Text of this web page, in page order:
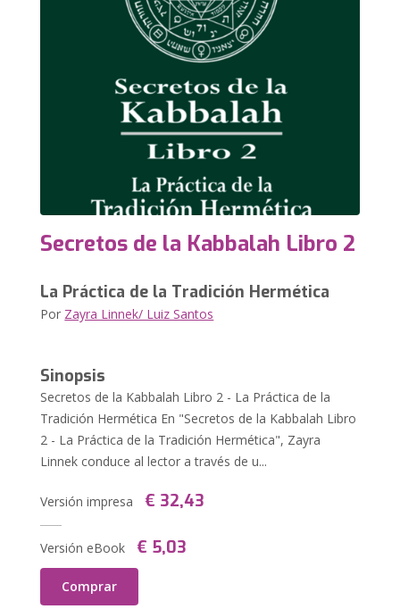
Secretos de la Kabbalah Libro 2
La Práctica de la Tradición Hermética
Por Zayra Linnek/ Luiz Santos
Sinopsis
Secretos de la Kabbalah Libro 2 - La Práctica de la
Tradición Hermética En "Secretos de la Kabbalah Libro
2 - La Práctica de la Tradición Hermética", Zayra
Linnek conduce al lector a través de u...
Versión impresa € 32,43
Versión eBook € 5,03
Comprar